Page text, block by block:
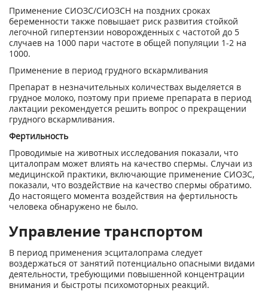
Применение СИОЗС/СИОЗСН на поздних сроках
беременности также повышает риск развития стойкой
легочной гипертензии новорожденных с частотой до 5
случаев на 1000 пари частоте в общей популяции 1-2 на
1000.
Применение в период грудного вскармливания
Препарат в незначительных количествах выделяется в
грудное молоко, поэтому при приеме препарата в период
лактации рекомендуется решить вопрос о прекращении
грудного вскармливания.
Фертильность
Проводимые на животных исследования показали, что
циталопрам может влиять на качество спермы. Случаи из
медицинской практики, включающие применение СИОЗС,
показали, что воздействие на качество спермы обратимо.
До настоящего момента воздействия на фертильность
человека обнаружено не было.
Управление транспортом
В период применения эсциталопрама следует
воздержаться от занятий потенциально опасными видами
деятельности, требующими повышенной концентрации
внимания и быстроты психомоторных реакций.